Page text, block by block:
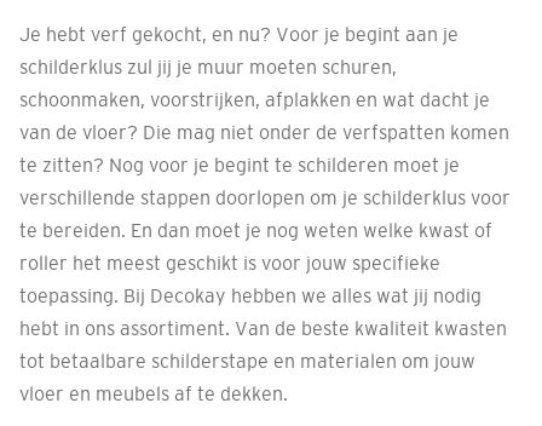
Je hebt verf gekocht, en nu? Voor je begint aan je
schilderklus zul jij je muur moeten schuren,
schoonmaken, voorstrijken, afplakken en wat dacht je
van de vloer? Die mag niet onder de verfspatten komen
te zitten? Nog voor je begint te schilderen moet je
verschillende stappen doorlopen om je schilderklus voor
te bereiden. En dan moet je nog weten welke kwast of
roller het meest geschikt is voor jouw specifieke
toepassing. Bij Decokay hebben we alles wat jij nodig
hebt in ons assortiment. Van de beste kwaliteit kwasten
tot betaalbare schilderstape en materialen om jouw
vloer en meubels af te dekken.